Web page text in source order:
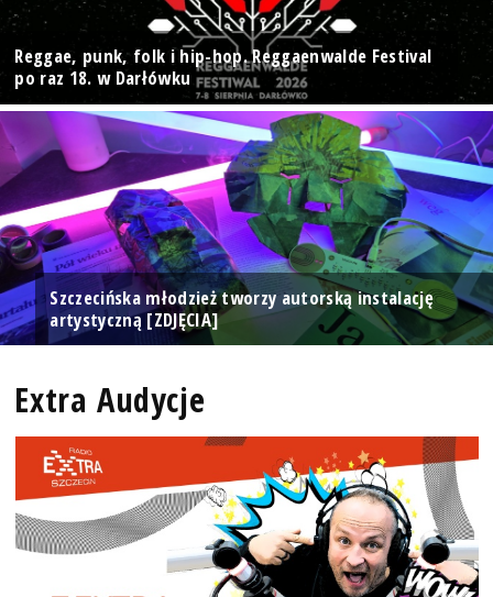
Reggae, punk, folk i hip-hop. Reggaenwalde Festival
po raz 18. w Darłówku
Szczecińska młodzież tworzy autorską instalację
artystyczną [ZDJĘCIA]
Extra Audycje